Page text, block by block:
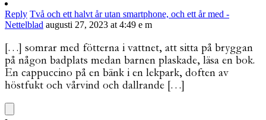
Reply Två och ett halvt år utan smartphone, och ett år med -
Nettelblad augusti 27, 2023 at 4:49 e m
[…] somrar med fötterna i vattnet, att sitta på bryggan
på någon badplats medan barnen plaskade, läsa en bok.
En cappuccino på en bänk i en lekpark, doften av
höstfukt och vårvind och dallrande […]